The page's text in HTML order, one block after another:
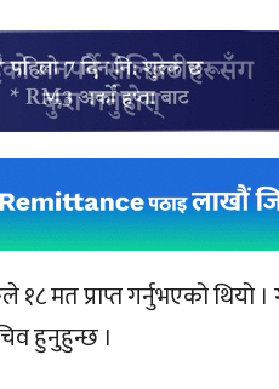
मत प्राप्त गर्नुभएको थियो
हुनुहुन्छ ।